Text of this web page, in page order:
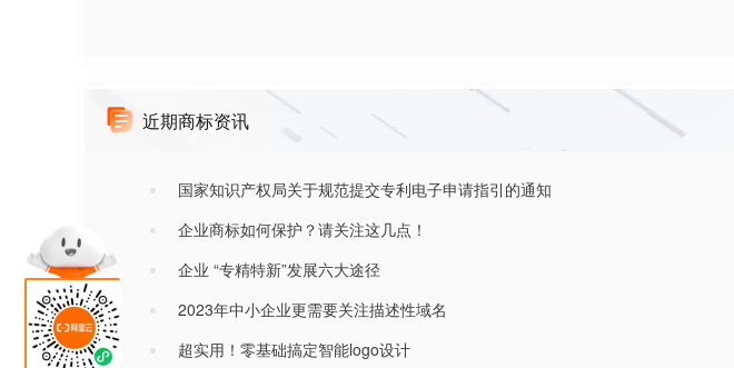
近期商标资讯
国家知识产权局关于规范提交专利电子申请指引的通知
企业商标如何保护？请关注这几点！
企业 “专精特新”发展六大途径
2023年中小企业更需要关注描述性域名
超实用！零基础搞定智能logo设计